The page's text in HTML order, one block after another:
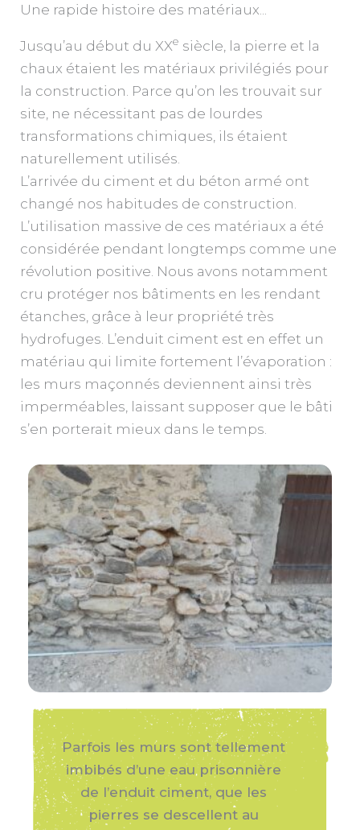
Une rapide histoire des matériaux...
Jusqu’au début du XXe siècle, la pierre et la
chaux étaient les matériaux privilégiés pour
la construction. Parce qu’on les trouvait sur
site, ne nécessitant pas de lourdes
transformations chimiques, ils étaient
naturellement utilisés.
L’arrivée du ciment et du béton armé ont
changé nos habitudes de construction.
L’utilisation massive de ces matériaux a été
considérée pendant longtemps comme une
révolution positive. Nous avons notamment
cru protéger nos bâtiments en les rendant
étanches, grâce à leur propriété très
hydrofuges. L’enduit ciment est en effet un
matériau qui limite fortement l’évaporation :
les murs maçonnés deviennent ainsi très
imperméables, laissant supposer que le bâti
s’en porterait mieux dans le temps.
Parfois les murs sont tellement
imbibés d’une eau prisonnière
de l’enduit ciment, que les
pierres se descellent au